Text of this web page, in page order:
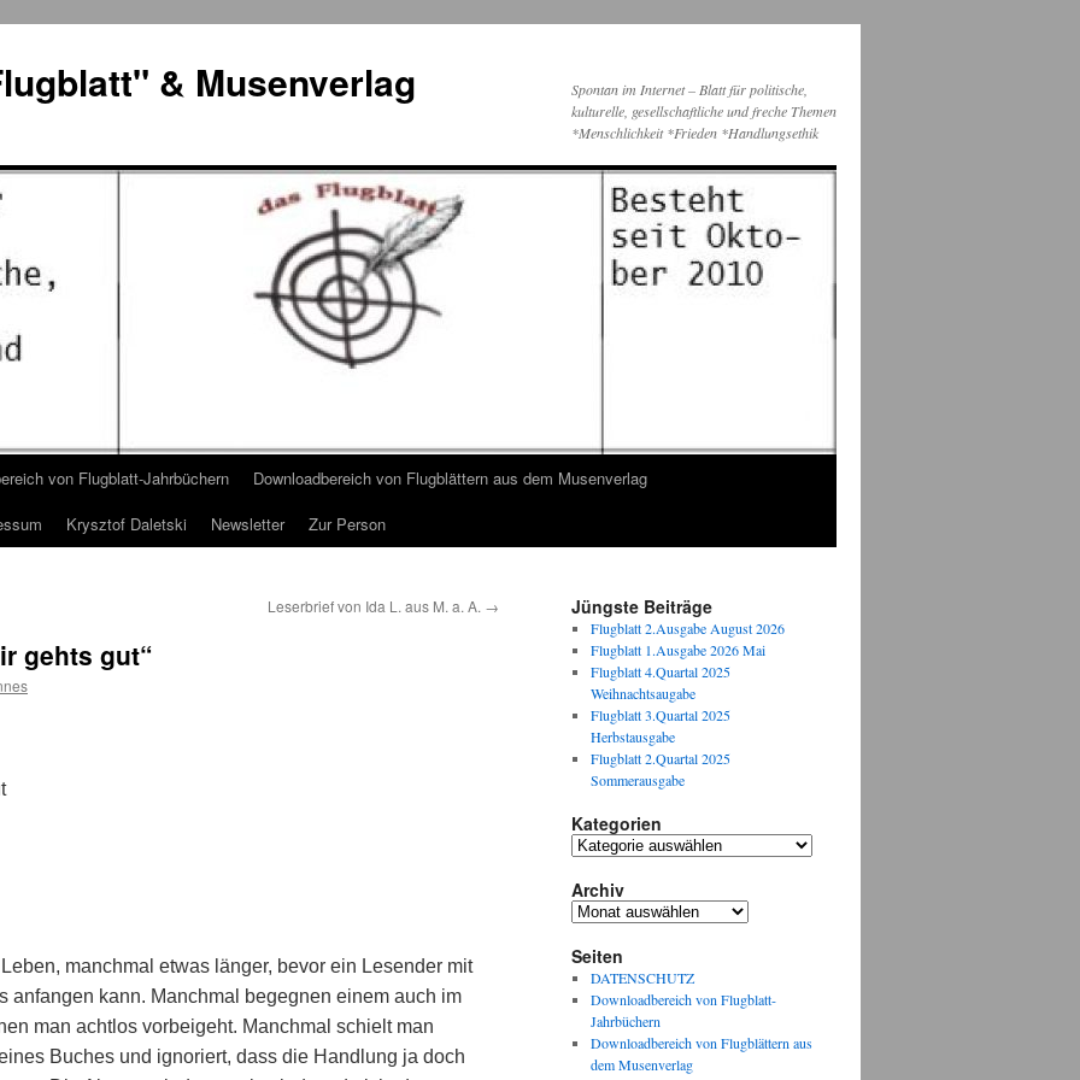
& Musenverlag
Spontan im Internet – Blatt für politische,
kulturelle, gesellschaftliche und freche Themen
*Menschlichkeit *Frieden *Handlungsethik
von Flugblatt-Jahrbüchern
Downloadbereich von Flugblättern aus dem Musenverlag
Krysztof Daletski Newsletter Zur Person
Leserbrief von Ida L. aus M. a. A. →
gehts gut“
manchmal etwas länger, bevor ein Lesender mit
anfangen kann. Manchmal begegnen einem auch im
man achtlos vorbeigeht. Manchmal schielt man
Buches und ignoriert, dass die Handlung ja doch
Jüngste Beiträge
Flugblatt 2.Ausgabe August 2026
Flugblatt 1.Ausgabe 2026 Mai
Flugblatt 4.Quartal 2025
Weihnachtsaugabe
Flugblatt 3.Quartal 2025
Herbstausgabe
Flugblatt 2.Quartal 2025
Sommerausgabe
Kategorien
Kategorien
Archiv
Archiv
Seiten
DATENSCHUTZ
Downloadbereich von Flugblatt-
Jahrbüchern
Downloadbereich von Flugblättern aus
dem Musenverlag